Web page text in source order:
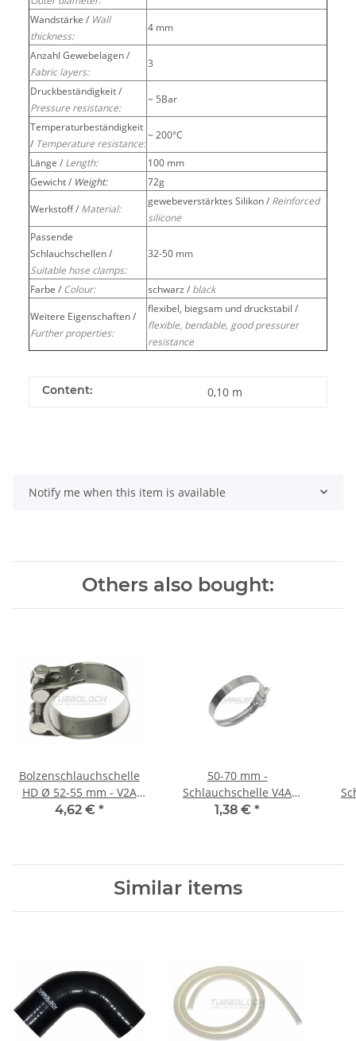
Wandstärke / Wall
thickness:
4 mm
Anzahl Gewebelagen /
Fabric layers:
3
Druckbeständigkeit /
Pressure resistance:
~ 5Bar
Temperaturbeständigkeit
/ Temperature resistance:
~ 200°C
Länge / Length:
100 mm
Gewicht / Weight:
72g
Werkstoff / Material:
gewebeverstärktes Silikon / Reinforced
silicone
Passende
Schlauchschellen /
Suitable hose clamps:
32-50 mm
Farbe / Colour: schwarz / black
Weitere Eigenschaften /
Further properties:
flexibel, biegsam und druckstabil /
flexible, bendable, good pressurer
resistance
Content: 0,10 m
Notify me when this item is available
Others also bought:
Bolzenschlauchschelle
HD Ø 52-55 mm - V2A
1.4301 (W4)
4,62 € *
50-70 mm -
Schlauchschelle V4A
1.4401 Edelstahl B:9 mm
1,38 € *
Similar items